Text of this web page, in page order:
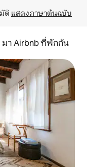
ติ แสดงภาษาต้นฉบับ
มา Airbnb ที่พักกัน